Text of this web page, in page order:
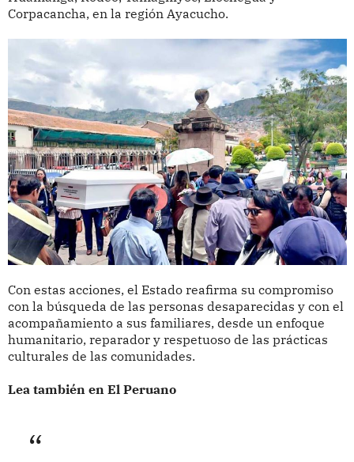
Corpacancha, en la región Ayacucho.
Con estas acciones, el Estado reafirma su compromiso
con la búsqueda de las personas desaparecidas y con el
acompañamiento a sus familiares, desde un enfoque
humanitario, reparador y respetuoso de las prácticas
culturales de las comunidades.
Lea también en El Peruano